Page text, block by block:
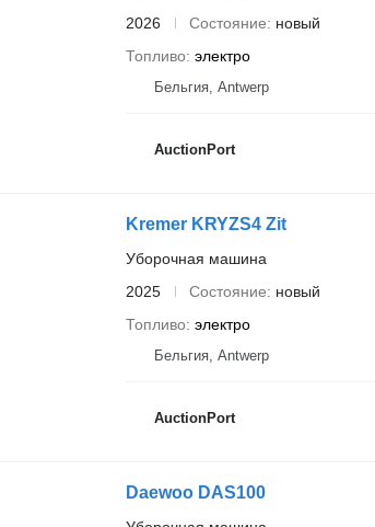
2026
Состояние
новый
Топливо электро
Бельгия, Antwerp
AuctionPort
Kremer KRYZS4 Zit
Уборочная машина
2025
Состояние
новый
Топливо электро
Бельгия, Antwerp
AuctionPort
Daewoo DAS100